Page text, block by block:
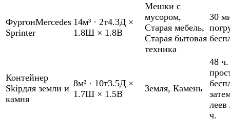
ФургонMercedes
Sprinter
14м³ · 2т4.3Д ×
1.8Ш × 1.8В
Мешки с
мусором,
Старая мебель,
Старая бытовая
техника
30
Контейнер
Skipдля земли и
камня
8м³ · 10т3.5Д ×
1.7Ш × 1.5В
Земля, Камень
48 ч.
леев
ч.